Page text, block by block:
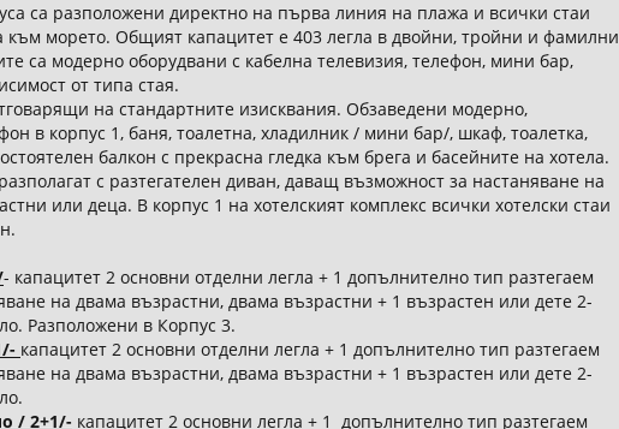
са разположени директно на първа линия на плажа и всички стаи
към морето. Общият капацитет е 403 легла в двойни, тройни и фамилни
са модерно оборудвани с кабелна телевизия, телефон, мини бар,
от типа стая.
на стандартните изисквания. Обзаведени модерно,
в корпус 1, баня, тоалетна, хладилник / мини бар/, шкаф, тоалетка,
балкон с прекрасна гледка към брега и басейните на хотела.
с разтегателен диван, даващ възможност за настаняване на
или деца. В корпус 1 на хотелският комплекс всички хотелски стаи
- капацитет 2 основни отделни легла + 1 допълнително тип разтегаем
на двама възрастни, двама възрастни + 1 възрастен или дете 2-
Разположени в Корпус 3.
капацитет 2 основни отделни легла + 1 допълнително тип разтегаем
на двама възрастни, двама възрастни + 1 възрастен или дете 2-
/ 2+1/- капацитет 2 основни легла + 1 допълнително тип разтегаем